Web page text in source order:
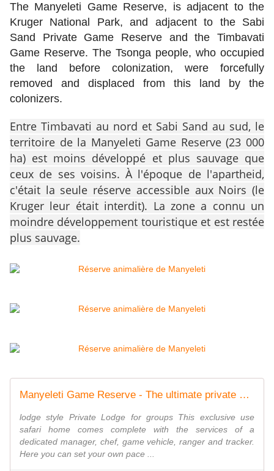
The Manyeleti Game Reserve, is adjacent to the
Kruger National Park, and adjacent to the Sabi
Sand Private Game Reserve and the Timbavati
Game Reserve. The Tsonga people, who occupied
the land before colonization, were forcefully
removed and displaced from this land by the
colonizers.
Entre Timbavati au nord et Sabi Sand au sud, le
territoire de la Manyeleti Game Reserve (23 000
ha) est moins développé et plus sauvage que
ceux de ses voisins. À l'époque de l'apartheid,
c'était la seule réserve accessible aux Noirs (le
Kruger leur était interdit). La zone a connu un
moindre développement touristique et est restée
plus sauvage.
Manyeleti Game Reserve - The ultimate private safari game reserve in South Africa
lodge style Private Lodge for groups This exclusive use
safari home comes complete with the services of a
dedicated manager, chef, game vehicle, ranger and tracker.
Here you can set your own pace ...